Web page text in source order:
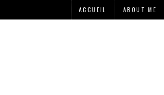
ACCUEIL ABOUT ME